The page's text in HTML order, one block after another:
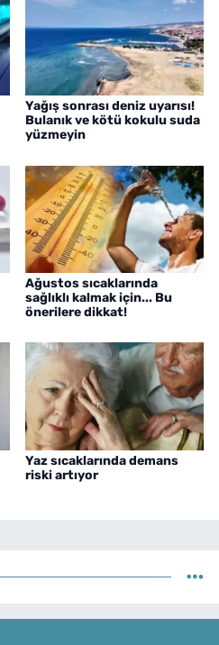
Yağış sonrası deniz uyarısı!
Bulanık ve kötü kokulu suda
yüzmeyin
Ağustos sıcaklarında
sağlıklı kalmak için... Bu
önerilere dikkat!
Yaz sıcaklarında demans
riski artıyor